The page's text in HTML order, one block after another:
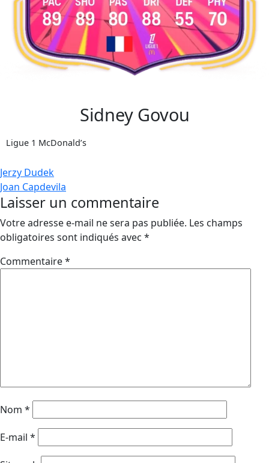
Sidney Govou
Ligue 1 McDonald’s
Navigation
de
l’article
Jerzy Dudek
Joan Capdevila
Laisser un commentaire
Votre adresse e-mail ne sera pas publiée. Les champs
obligatoires sont indiqués avec *
Commentaire*
Nom *
E-mail *